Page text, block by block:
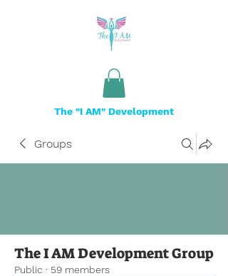
The "I AM" Development
Groups
The I AM Development Group
Public · 59 members